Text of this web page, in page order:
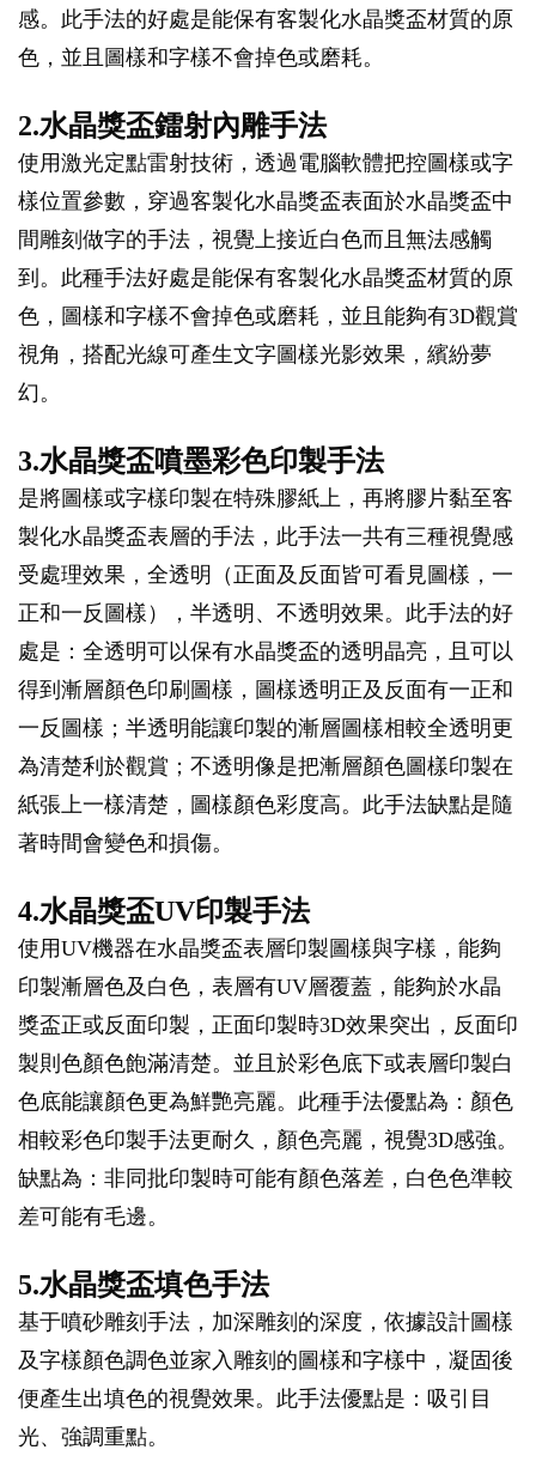
感。此手法的好處是能保有客製化水晶獎盃材質的原
色，並且圖樣和字樣不會掉色或磨耗。
2.水晶獎盃鐳射內雕手法
使用激光定點雷射技術，透過電腦軟體把控圖樣或字
樣位置參數，穿過客製化水晶獎盃表面於水晶獎盃中
間雕刻做字的手法，視覺上接近白色而且無法感觸
到。此種手法好處是能保有客製化水晶獎盃材質的原
色，圖樣和字樣不會掉色或磨耗，並且能夠有3D觀賞
視角，搭配光線可產生文字圖樣光影效果，繽紛夢
幻。
3.水晶獎盃噴墨彩色印製手法
是將圖樣或字樣印製在特殊膠紙上，再將膠片黏至客
製化水晶獎盃表層的手法，此手法一共有三種視覺感
受處理效果，全透明（正面及反面皆可看見圖樣，一
正和一反圖樣），半透明、不透明效果。此手法的好
處是：全透明可以保有水晶獎盃的透明晶亮，且可以
得到漸層顏色印刷圖樣，圖樣透明正及反面有一正和
一反圖樣；半透明能讓印製的漸層圖樣相較全透明更
為清楚利於觀賞；不透明像是把漸層顏色圖樣印製在
紙張上一樣清楚，圖樣顏色彩度高。此手法缺點是隨
著時間會變色和損傷。
4.水晶獎盃UV印製手法
使用UV機器在水晶獎盃表層印製圖樣與字樣，能夠
印製漸層色及白色，表層有UV層覆蓋，能夠於水晶
獎盃正或反面印製，正面印製時3D效果突出，反面印
製則色顏色飽滿清楚。並且於彩色底下或表層印製白
色底能讓顏色更為鮮艷亮麗。此種手法優點為：顏色
相較彩色印製手法更耐久，顏色亮麗，視覺3D感強。
缺點為：非同批印製時可能有顏色落差，白色色準較
差可能有毛邊。
5.水晶獎盃填色手法
基于噴砂雕刻手法，加深雕刻的深度，依據設計圖樣
及字樣顏色調色並家入雕刻的圖樣和字樣中，凝固後
便產生出填色的視覺效果。此手法優點是：吸引目
光、強調重點。